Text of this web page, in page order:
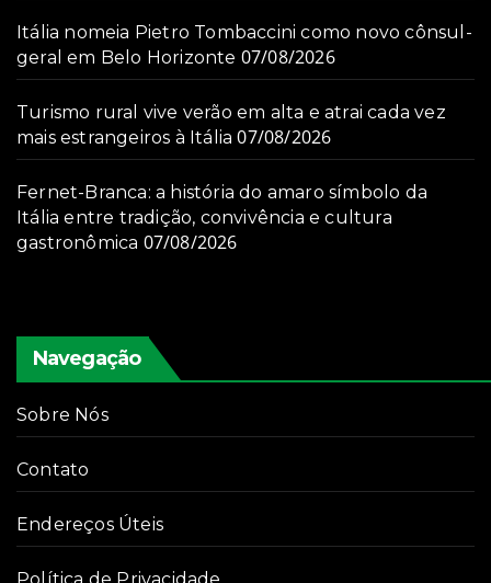
Itália nomeia Pietro Tombaccini como novo cônsul-
geral em Belo Horizonte 07/08/2026
Turismo rural vive verão em alta e atrai cada vez
mais estrangeiros à Itália 07/08/2026
Fernet-Branca: a história do amaro símbolo da
Itália entre tradição, convivência e cultura
gastronômica 07/08/2026
Navegação
Sobre Nós
Contato
Endereços Úteis